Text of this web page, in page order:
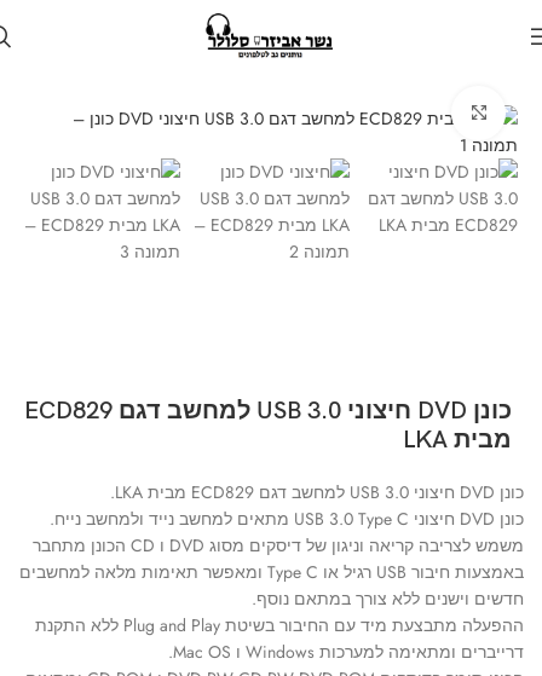
Click to enlarge
כונן DVD חיצוני USB 3.0 למחשב דגם ECD829
מבית LKA
כונן DVD חיצוני USB 3.0 למחשב דגם ECD829 מבית LKA.
כונן DVD חיצוני USB 3.0 Type C מתאים למחשב נייד ולמחשב נייח.
משמש לצריבה קריאה וניגון של דיסקים מסוג DVD ו CD הכונן מתחבר
באמצעות חיבור USB רגיל או Type C ומאפשר תאימות מלאה למחשבים
חדשים וישנים ללא צורך במתאם נוסף.
ההפעלה מתבצעת מיד עם החיבור בשיטת Plug and Play ללא התקנת
דרייברים ומתאימה למערכות Windows ו Mac OS.